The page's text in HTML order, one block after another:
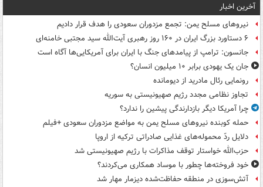
آخرین اخبار
نیروهای مسلح یمن: تجمع مزدوران سعودی را هدف قرار دادیم
۶ دستاورد بزرگ ایران در ۱۶۰ روز رهبری آیت‌الله سید مجتبی خامنه‌ای
جانسون: ترامپ از پیامدهای جنگ با ایران برای آمریکایی‌ها آگاه است
جان یک یهودی برابر ۱۰ میلیون انسان؟
رونمایی رئال مادرید از دیومانده
تجاوز نظامی مجدد رژیم صهیونیستی به سوریه
چرا آمریکا دیگر بازدارندگی پیشین را ندارد؟
حمله کوبنده نیروهای مسلح یمن به مواضع مزدوران سعودی +فیلم
دلایل ردّ محموله‌های غذایی صادراتی ترکیه از اروپا
حزب‌الله خواستار توقف مذاکرات با رژیم صهیونیستی شد
خود فروخته‌ها چطور با موساد همکاری می‌کردند؟
آتش‌سوزی در منطقه حفاظت‌شده دیزمار مهار شد